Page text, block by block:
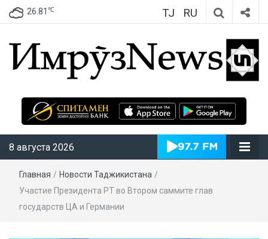
26.81 ℃ TJ RU
ИмрӯзNews
8 августа 2026
Главная / Новости Таджикистана /
Участие Президента РТ во Втором саммите глав
государств ЦА и Германии